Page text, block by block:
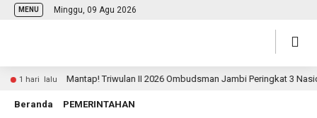
MENU Minggu, 09 Agu 2026
1 hari lalu Mantap! Triwulan II 2026 Ombudsman Jambi Peringkat 3
Beranda PEMERINTAHAN